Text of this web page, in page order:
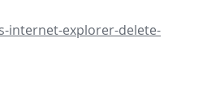
internet-explorer-delete-